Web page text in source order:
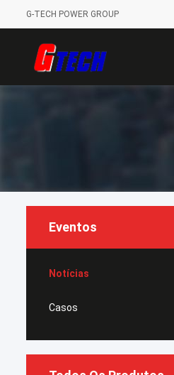
G-TECH POWER GROUP
Eventos
Notícias
Casos